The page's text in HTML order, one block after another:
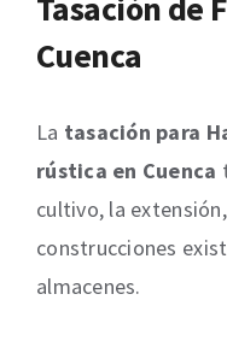
Cuenca
La tasación para
rústica en Cuenca
cultivo, la
construcciones
almacenes.